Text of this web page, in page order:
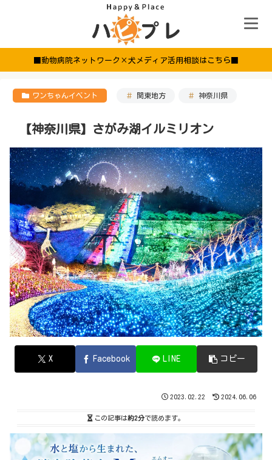
■動物病院ネットワーク×犬メディア活用相談はこちら■
ワンちゃんイベント 関東地方 神奈川県
【神奈川県】さがみ湖イルミリオン
X Facebook LINE コピー
2023.02.22 2024.06.06
この記事は約2分で読めます。